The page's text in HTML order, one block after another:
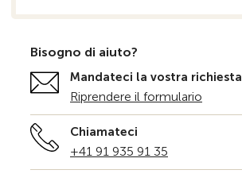
Bisogno di aiuto?
Mandateci la vostra richiesta
Riprendere il formulario
Chiamateci
+41 91 935 91 35